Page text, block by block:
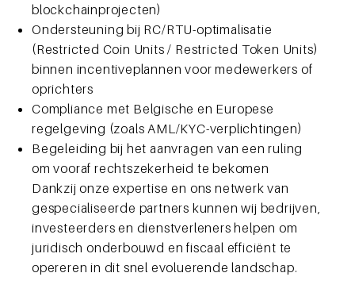
blockchainprojecten)
Ondersteuning bij RC/RTU-optimalisatie
(Restricted Coin Units / Restricted Token Units)
binnen incentiveplannen voor medewerkers of
oprichters
Compliance met Belgische en Europese
regelgeving (zoals AML/KYC-verplichtingen)
Begeleiding bij het aanvragen van een ruling
om vooraf rechtszekerheid te bekomen
Dankzij onze expertise en ons netwerk van
gespecialiseerde partners kunnen wij bedrijven,
investeerders en dienstverleners helpen om
juridisch onderbouwd en fiscaal efficiënt te
opereren in dit snel evoluerende landschap.